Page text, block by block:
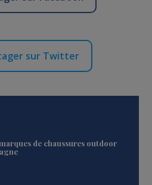
sur Twitter
de chaussures outdoor